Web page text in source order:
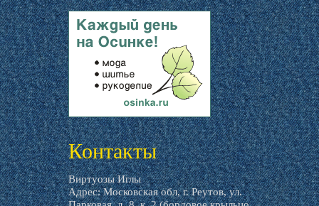
livemaster.ru
Контакты
Виртуозы Иглы
Адрес: Московская обл, г. Реутов, ул.